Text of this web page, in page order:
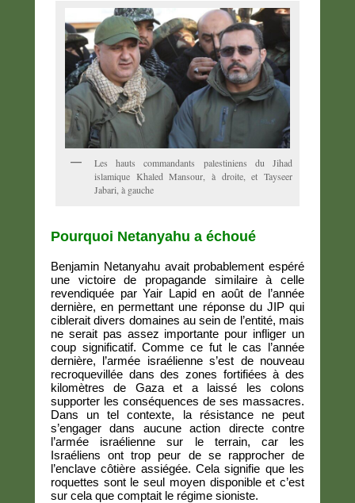
Les hauts commandants palestiniens du Jihad
islamique Khaled Mansour, à droite, et Tayseer
Jabari, à gauche
Pourquoi Netanyahu a échoué
Benjamin Netanyahu avait probablement espéré
une victoire de propagande similaire à celle
revendiquée par Yair Lapid en août de l’année
dernière, en permettant une réponse du JIP qui
ciblerait divers domaines au sein de l’entité, mais
ne serait pas assez importante pour infliger un
coup significatif. Comme ce fut le cas l’année
dernière, l’armée israélienne s’est de nouveau
recroquevillée dans des zones fortifiées à des
kilomètres de Gaza et a laissé les colons
supporter les conséquences de ses massacres.
Dans un tel contexte, la résistance ne peut
s’engager dans aucune action directe contre
l’armée israélienne sur le terrain, car les
Israéliens ont trop peur de se rapprocher de
l’enclave côtière assiégée. Cela signifie que les
roquettes sont le seul moyen disponible et c’est
sur cela que comptait le régime sioniste.